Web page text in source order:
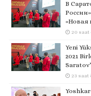
В
«Новая
20 saat
Yeni
2021
23 saat